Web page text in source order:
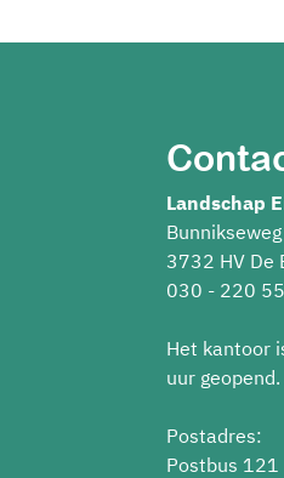
Landschap
3732 HV De
030 - 220
Het kantoor
uur
Postadres:
Postbus 121